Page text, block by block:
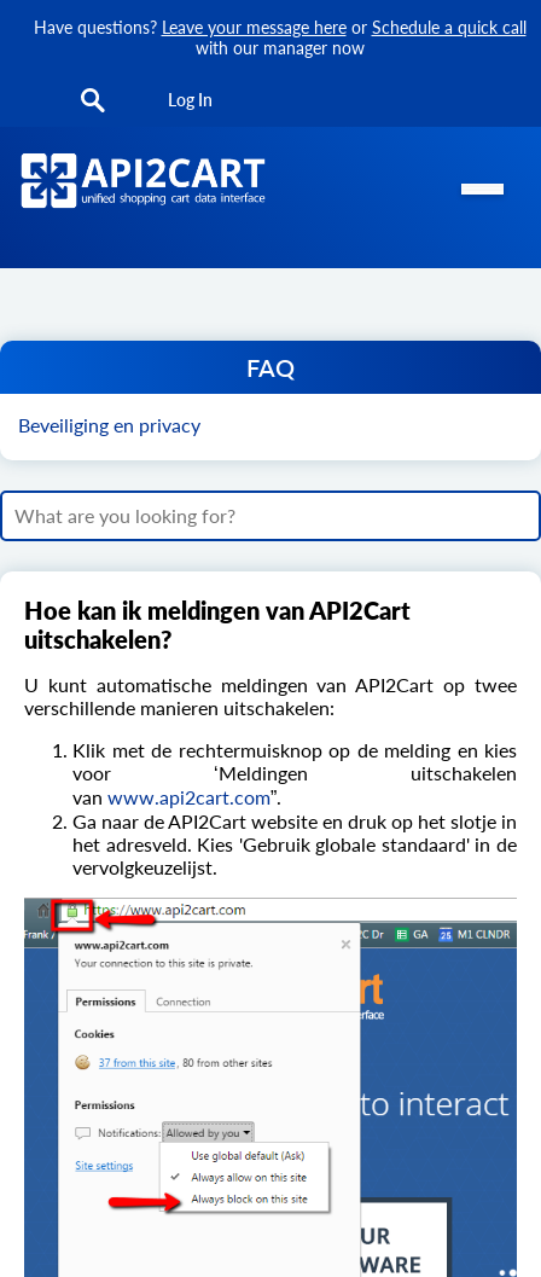
Have questions? Leave your message hereor Schedule a quick call
with our manager now
Log In
FAQ
Beveiliging en privacy
Hoe kan ik meldingen van API2Cart
uitschakelen?
U kunt automatische meldingen van API2Cart op twee
verschillende manieren uitschakelen:
Klik met de rechtermuisknop op de melding en kies
voor ‘Meldingen uitschakelen
van www.api2cart.com”.
Ga naar de API2Cart website en druk op het slotje in
het adresveld. Kies 'Gebruik globale standaard' in de
vervolgkeuzelijst.